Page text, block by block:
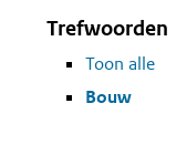
Trefwoorden
Toon alle
Bouw